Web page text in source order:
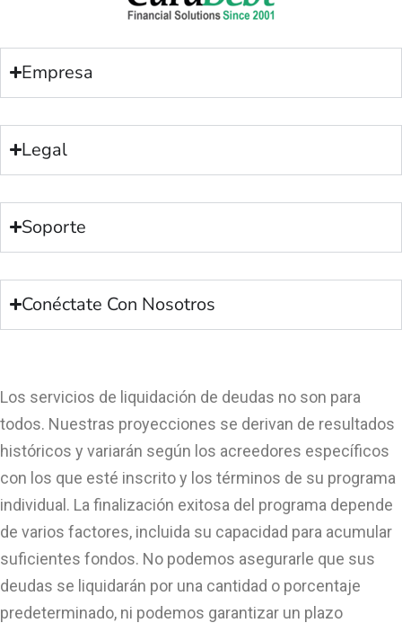
Empresa
Legal
Soporte
Conéctate Con Nosotros
Los servicios de liquidación de deudas no son para
todos. Nuestras proyecciones se derivan de resultados
históricos y variarán según los acreedores específicos
con los que esté inscrito y los términos de su programa
individual. La finalización exitosa del programa depende
de varios factores, incluida su capacidad para acumular
suficientes fondos. No podemos asegurarle que sus
deudas se liquidarán por una cantidad o porcentaje
predeterminado, ni podemos garantizar un plazo